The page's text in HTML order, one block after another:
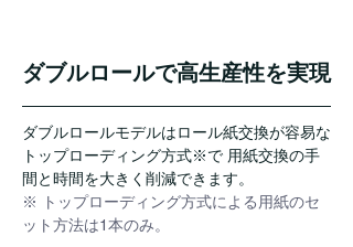
ダブルロールで高生産性を実現
ダブルロールモデルはロール紙交換が容易な
トップローディング方式※で 用紙交換の手
間と時間を大きく削減できます。
※ トップローディング方式による用紙のセ
ット方法は1本のみ。